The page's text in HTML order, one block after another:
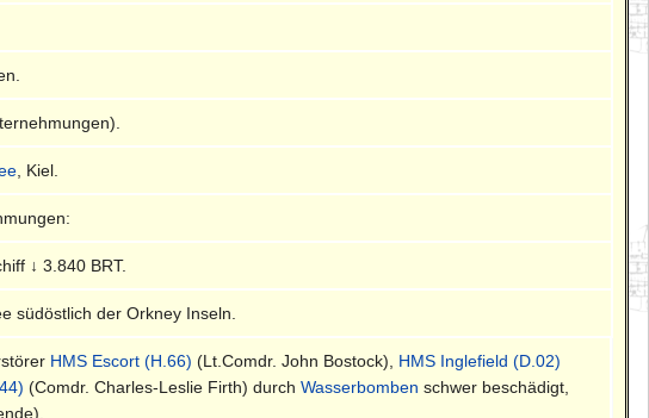
, Kiel.
↓ 3.840 BRT.
südöstlich der Orkney Inseln.
HMS Escort (H.66) (Lt.Comdr. John Bostock), HMS Inglefield (D.02)
(Comdr. Charles-Leslie Firth) durchWasserbomben schwer beschädigt,